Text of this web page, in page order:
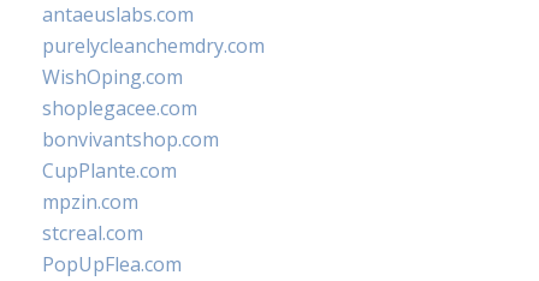
antaeuslabs.com
purelycleanchemdry.com
WishOping.com
shoplegacee.com
bonvivantshop.com
CupPlante.com
mpzin.com
stcreal.com
PopUpFlea.com